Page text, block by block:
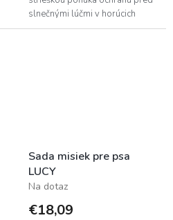
slnečnými lúčmi v horúcich
letných dňoch. Zvýšená poloha
Sada misiek pre psa
LUCY
Na dotaz
€18,09